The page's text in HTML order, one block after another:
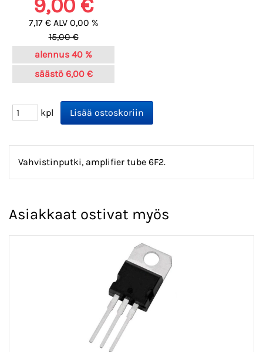
9,00 €
7,17 € ALV 0,00 %
15,00 €
alennus 40 %
säästö 6,00 €
kpl
Vahvistinputki, amplifier tube 6F2.
Asiakkaat ostivat myös